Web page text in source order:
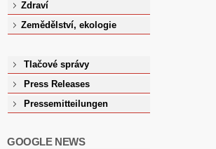
Zdraví
Zemědělství, ekologie
Tlačové správy
Press Releases
Pressemitteilungen
GOOGLE NEWS